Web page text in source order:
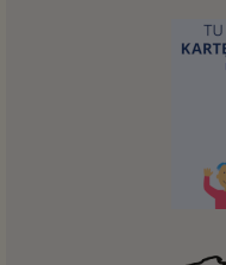
podstawa
przypadków, gdy
uzasadnione z
potrzeby, co
zapewnienia
sprawdzenie, czy
nieuprawniona